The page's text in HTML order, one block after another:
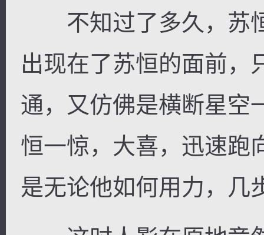
不知过了多久，苏
出现在了苏恒的面前，
通，又仿佛是横断星空
恒一惊，大喜，迅速跑
是无论他如何用力，几